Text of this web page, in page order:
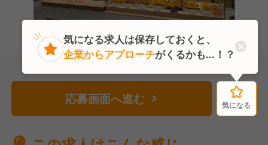
応募画面へ進む 気になる
気になる
気になる求人は保存しておくと、
企業からアプローチがくるかも...！？